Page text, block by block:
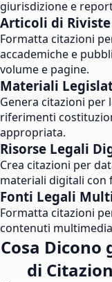
giurisdizione e
Articoli di Riviste
Formatta citazioni
accademiche e
volume e pagine.
Materiali
Genera citazioni per
riferimenti
appropriata.
Risorse Legali
Crea citazioni per
materiali digitali con
Fonti Legali
Formatta citazioni
contenuti
Cosa
di